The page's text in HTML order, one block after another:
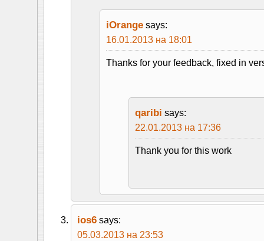
iOrange says:
16.01.2013 на 18:01
Thanks for your feedback, fixed in
qaribi says:
22.01.2013 на 17:36
Thank you for this work
ios6 says:
05.03.2013 на 23:53